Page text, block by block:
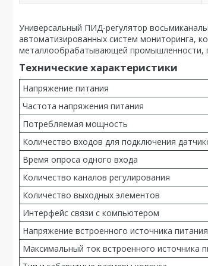
Универсальный ПИД-регулятор
автоматизированных систем мониторинга,
металлообрабатывающей промышленности,
Технические характеристики
Напряжение питания
Частота напряжения питания
Потребляемая мощность
Количество входов для подключения
Время опроса одного входа
Количество каналов регулирования
Количество выходных элементов
Интерфейс связи с компьютером
Напряжение встроенного источника
Максимальный ток встроенного источника